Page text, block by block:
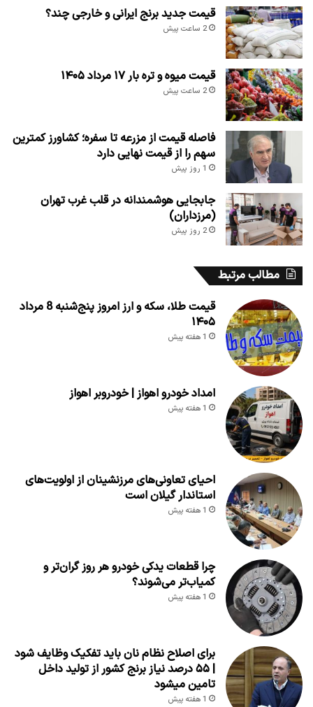
قیمت جدید برنج ایرانی و خارجی چند؟
2 ساعت پیش
قیمت میوه و تره بار ۱۷ مرداد ۱۴۰۵
2 ساعت پیش
فاصله قیمت از مزرعه تا سفره؛ کشاورز کمترین
سهم را از قیمت نهایی دارد
1 روز پیش
جابجایی هوشمندانه در قلب غرب تهران
(مرزداران)
2 روز پیش
مطالب مرتبط
قیمت طلا، سکه و ارز امروز پنج‌شنبه 8 مرداد
۱۴۰۵
1 هفته پیش
امداد خودرو اهواز | خودروبر اهواز
1 هفته پیش
احیای تعاونی‌های مرزنشینان از اولویت‌های
استاندار گیلان است
1 هفته پیش
چرا قطعات یدکی خودرو هر روز گران‌تر و
کمیاب‌تر می‌شوند؟
1 هفته پیش
برای اصلاح نظام نان باید تفکیک وظایف شود
| ۵۵ درصد نیاز برنج کشور از تولید داخل
تامین میشود
1 هفته پیش